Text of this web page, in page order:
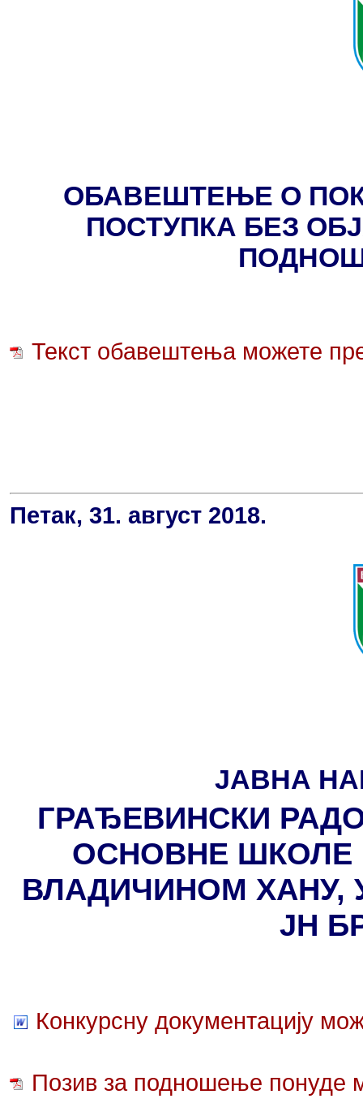
ОБАВЕШТЕЊЕ О
ПОСТУПКА БЕЗ
Текст обавештења можете
Петак, 31. август 2018.
ЈАВНА
ГРАЂЕВИНСКИ
ОСНОВНЕ ШКОЛЕ
ВЛАДИЧИНОМ ХАНУ,
ЈН
Конкурсну документацију
Позив за подношење понуде